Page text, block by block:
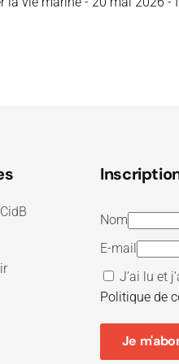
Nom
E-mail
J’ai lu et
Politique de
Je